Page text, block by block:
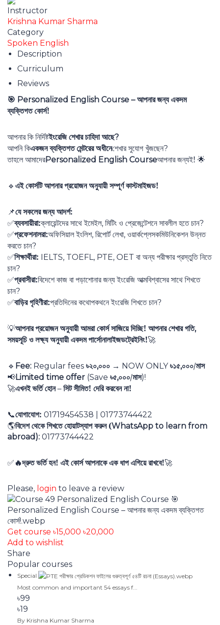
Instructor
Krishna Kumar Sharma
Category
Spoken English
Description
Curriculum
Reviews
🎯 Personalized English Course –আপনার জন্য একদম
ব্যক্তিগত কোর্স!
আপনার কি নির্দিষ্টইংরেজি শেখার চাহিদা আছে?
আপনি কিএকজন ব্যক্তিগত মেন্টরের অধীনেশেখার সুযোগ খুঁজছেন?
তাহলে আমাদেরPersonalized English Courseআপনার জন্যই! 🌟
🔹 এই কোর্সটি আপনার প্রয়োজন অনুযায়ী সম্পূর্ণ কাস্টমাইজড!
📌যে সকলের জন্য আদর্শ:
✅ব্যবসায়ীরা:ক্লায়েন্টদের সাথে ইমেইল, মিটিং ও প্রেজেন্টেশনে সাবলীল হতে চান?
✅প্রফেশনালরা:অফিসিয়াল ইংলিশ, রিপোর্ট লেখা, ওয়ার্কপ্লেসকমিউনিকেশন উন্নত
করতে চান?
✅শিক্ষার্থীরা: IELTS, TOEFL, PTE, OET বা অন্য পরীক্ষার প্রস্তুতি নিতে
চান?
✅প্রবাসীরা:বিদেশে কাজ বা পড়াশোনার জন্য ইংরেজি আত্মবিশ্বাসের সাথে শিখতে
চান?
✅বাড়ির গৃহিণীরা:প্রতিদিনের কথোপকথনে ইংরেজি শিখতে চান?
💡আপনার প্রয়োজন অনুযায়ী আমরা কোর্স সাজিয়ে দিচ্ছি! আপনার শেখার গতি,
সময়সূচি ও লক্ষ্য অনুযায়ী একদম পার্সোনালাইজডট্রেইনিং!🚀
🔹 Fee: Regular fees ৳২০,০০০ → NOW ONLY৳১৫,০০০/মাস
📢Limited time offer (Save ৳৫,০০০/মাস)!
🚀এখনই ভর্তি হোন – সিট সীমিত! দেরি করবেন না!
📞যোগাযোগ: 01719454538 | 01773744422
🌎বিদেশ থেকে শিখতে হোয়াটস্যাপ করুন (WhatsApp to learn from
abroad): 01773744422
✅ 🔥দ্রুত ভর্তি হন! এই কোর্স আপনাকে এক ধাপ এগিয়ে রাখবে!🚀
Please, login to leave a review
Get course ৳15,000 ৳20,000
Add to wishlist
Share
Popular courses
Special
Most common and important 54 essays f...
৳99
৳19
By Krishna Kumar Sharma